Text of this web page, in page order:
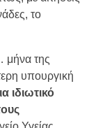
το
μήνα της
υπουργική
ιδιωτικό